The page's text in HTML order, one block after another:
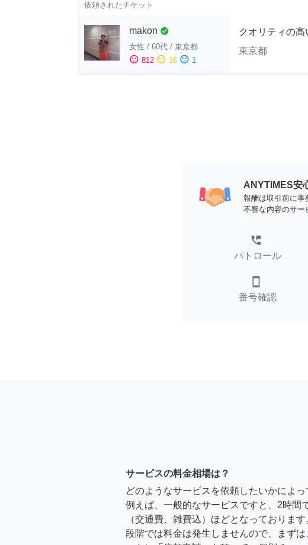
依頼されたチケット
makon check_circle
女性 / 60代 / 東京都
sentiment_satisfied 812 sentiment_neutral 16 sentiment_dissatisfied 1
クオリティの高
東京都
ANYTIMES安
報酬は取引前に事
不審な内容のサー
perm_phone_msg
パトロール
smartphone
番号確認
サービスの料金相場は？
どのようなサービスを依頼したいかによっ
例えば、一般的なサービスですと、2時間
（交通費、雑費込）ほどとなっておりま
段階では料金は発生しませんので、まず